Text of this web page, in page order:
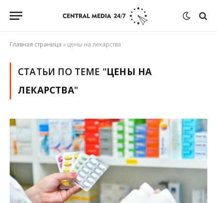
Главная страница » цены на лекарства
СТАТЬИ ПО ТЕМЕ "ЦЕНЫ НА
ЛЕКАРСТВА"